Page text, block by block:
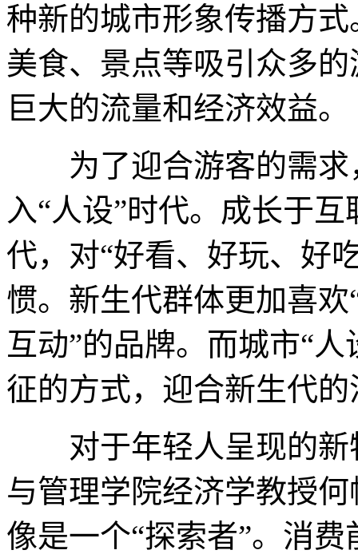
种新的城市形象传播方
美食、景点等吸引众多
巨大的流量和经济效益。
为了迎合游客的需求
入“人设”时代。成长于
代，对“好看、好玩、好
惯。新生代群体更加喜
互动”的品牌。而城市“
征的方式，迎合新生代
对于年轻人呈现的新
与管理学院经济学教授
像是一个“探索者”。消